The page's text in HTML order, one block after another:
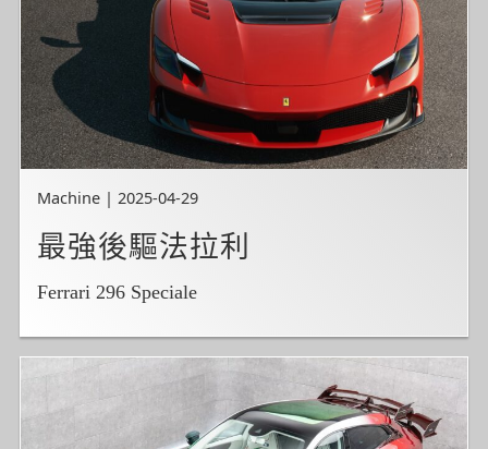
Machine | 2025-04-29
最強後驅法拉利
Ferrari 296 Speciale